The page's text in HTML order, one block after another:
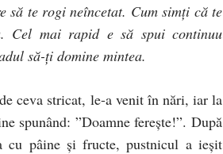
să te rogi neîncetat. Cum simţi că te
Cel mai rapid e să spui continuu
să-ţi domine mintea.
ceva stricat, le-a venit în nări, iar la
spunând: ”Doamne fereşte!”. După
cu pâine şi fructe, pustnicul a ieşit